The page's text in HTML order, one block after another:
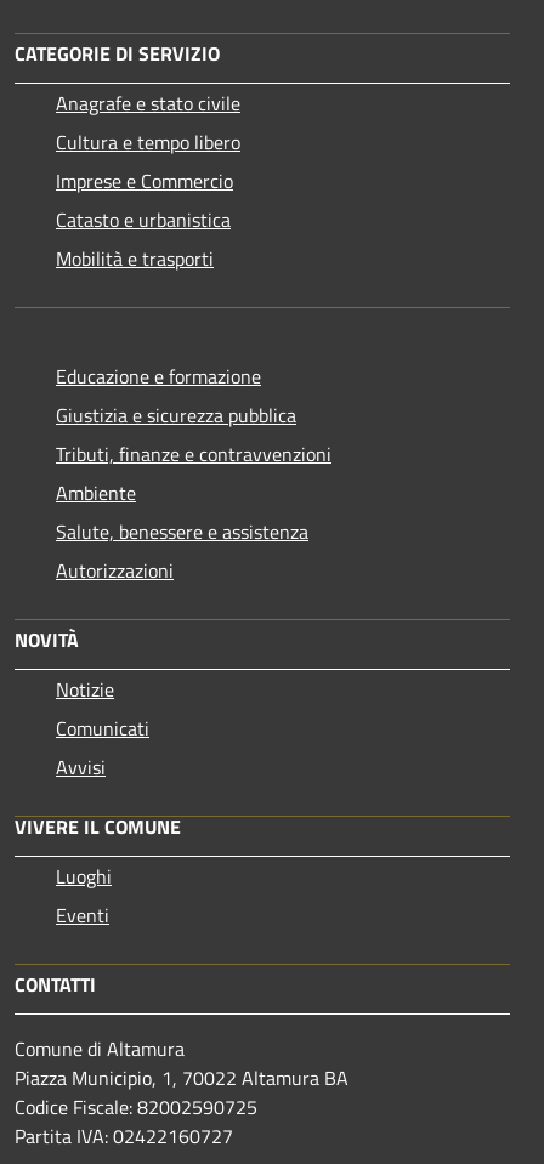
CATEGORIE DI SERVIZIO
Anagrafe e stato civile
Cultura e tempo libero
Imprese e Commercio
Catasto e urbanistica
Mobilità e trasporti
Educazione e formazione
Giustizia e sicurezza pubblica
Tributi, finanze e contravvenzioni
Ambiente
Salute, benessere e assistenza
Autorizzazioni
NOVITÀ
Notizie
Comunicati
Avvisi
VIVERE IL COMUNE
Luoghi
Eventi
CONTATTI
Comune di Altamura
Piazza Municipio, 1, 70022 Altamura BA
Codice Fiscale: 82002590725
Partita IVA: 02422160727